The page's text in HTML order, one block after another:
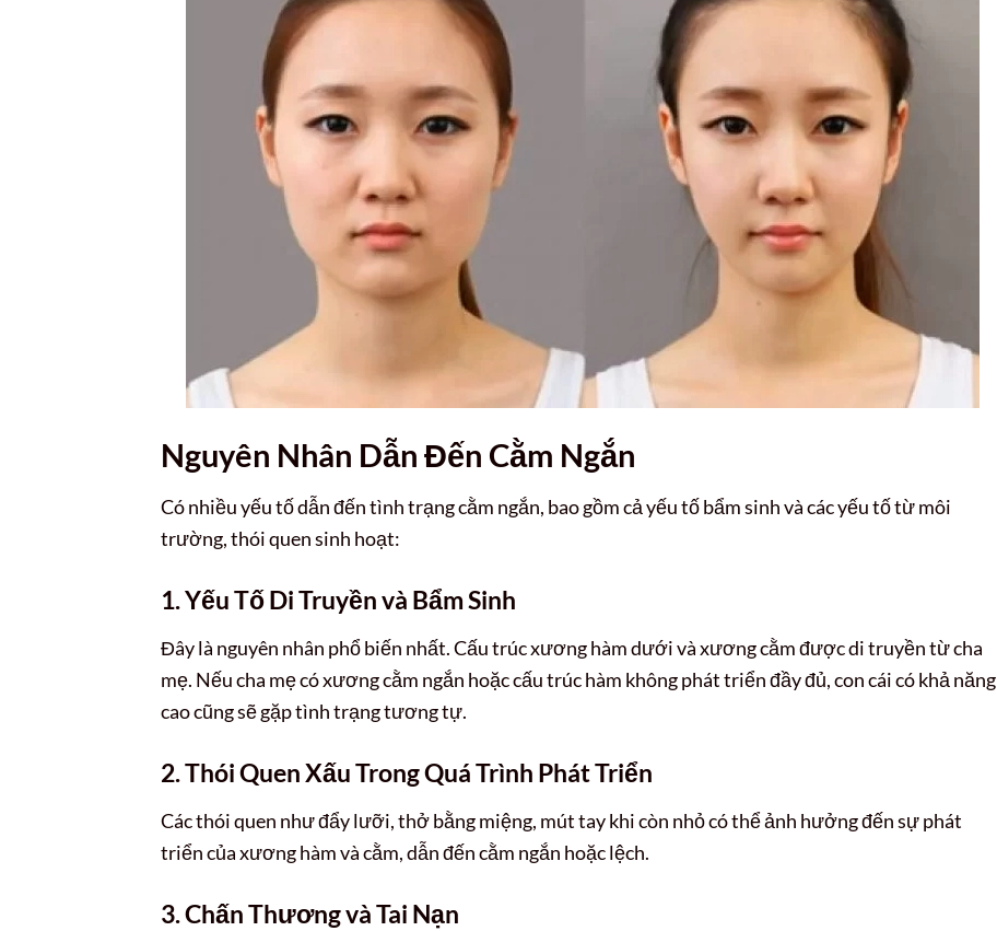
Nguyên Nhân Dẫn Đến Cằm Ngắn
Có nhiều yếu tố dẫn đến tình trạng cằm ngắn, bao gồm cả yếu tố bẩm sinh và các yếu tố từ môi
trường, thói quen sinh hoạt:
1. Yếu Tố Di Truyền và Bẩm Sinh
Đây là nguyên nhân phổ biến nhất. Cấu trúc xương hàm dưới và xương cằm được di truyền từ cha
mẹ. Nếu cha mẹ có xương cằm ngắn hoặc cấu trúc hàm không phát triển đầy đủ, con cái có khả năng
cao cũng sẽ gặp tình trạng tương tự.
2. Thói Quen Xấu Trong Quá Trình Phát Triển
Các thói quen như đẩy lưỡi, thở bằng miệng, mút tay khi còn nhỏ có thể ảnh hưởng đến sự phát
triển của xương hàm và cằm, dẫn đến cằm ngắn hoặc lệch.
3. Chấn Thương và Tai Nạn